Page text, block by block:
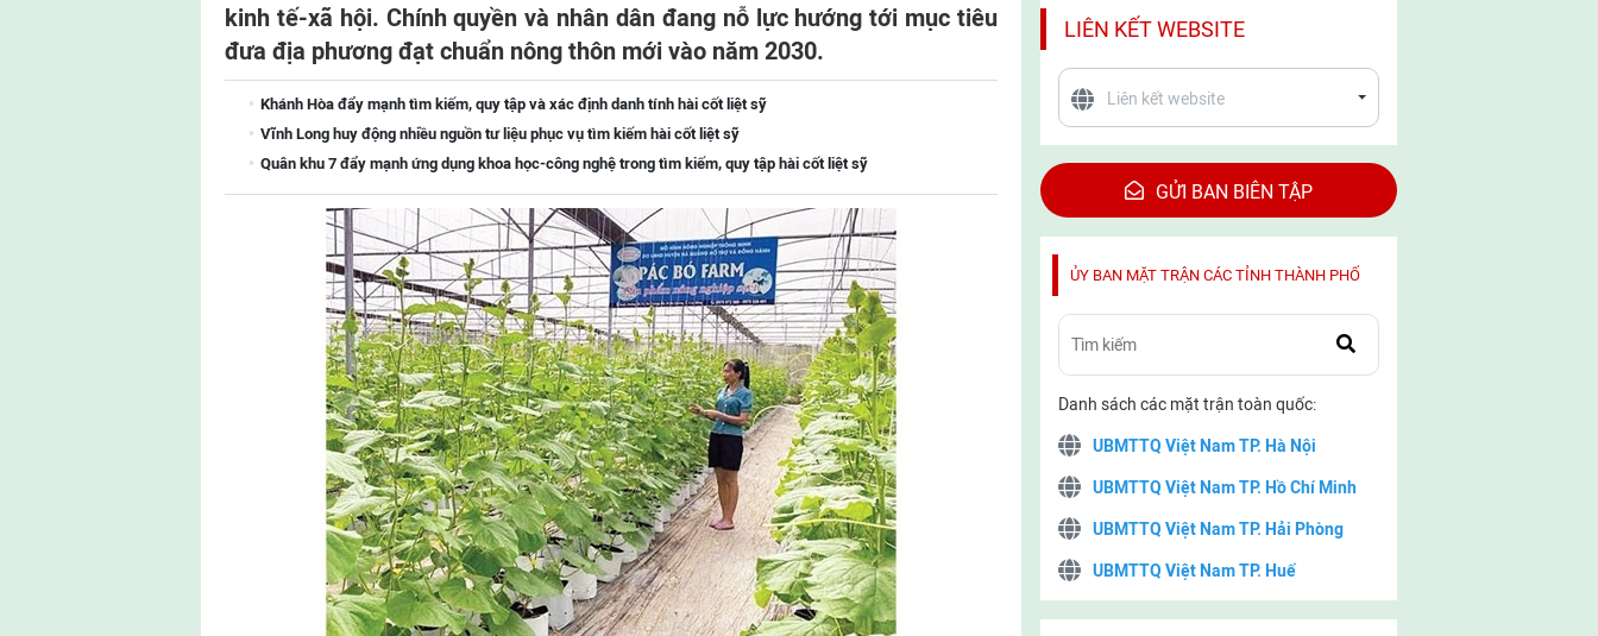
kinh tế-xã hội. Chính quyền và nhân dân đang nỗ lực hướng tới mục tiêu
đưa địa phương đạt chuẩn nông thôn mới vào năm 2030.
Khánh Hòa đẩy mạnh tìm kiếm, quy tập và xác định danh tính hài cốt liệt sỹ
Vĩnh Long huy động nhiều nguồn tư liệu phục vụ tìm kiếm hài cốt liệt sỹ
Quân khu 7 đẩy mạnh ứng dụng khoa học-công nghệ trong tìm kiếm, quy tập hài cốt liệt sỹ
LIÊN KẾT WEBSITE
GỬI BAN BIÊN TẬP
ỦY BAN MẶT TRẬN CÁC TỈNH THÀNH PHỐ
Danh sách các mặt trận toàn quốc:
UBMTTQ Việt Nam TP. Hà Nội
UBMTTQ Việt Nam TP. Hồ Chí Minh
UBMTTQ Việt Nam TP. Hải Phòng
UBMTTQ Việt Nam TP. Huế